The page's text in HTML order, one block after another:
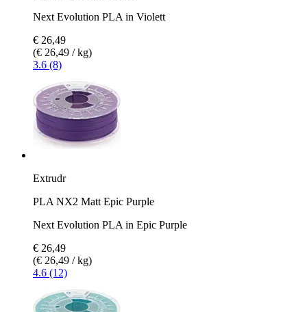
Next Evolution PLA in Violett
€ 26,49
(€ 26,49 / kg)
3.6 (8)
Extrudr
PLA NX2 Matt Epic Purple
Next Evolution PLA in Epic Purple
€ 26,49
(€ 26,49 / kg)
4.6 (12)